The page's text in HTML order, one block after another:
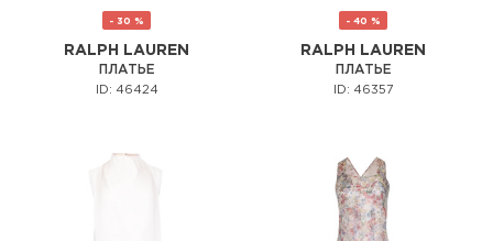
- 30 %
RALPH LAUREN
ПЛАТЬЕ
ID: 46424
- 40 %
RALPH LAUREN
ПЛАТЬЕ
ID: 46357